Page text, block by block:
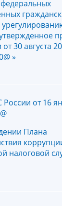
30 августа
»
от 16
Плана
налоговой